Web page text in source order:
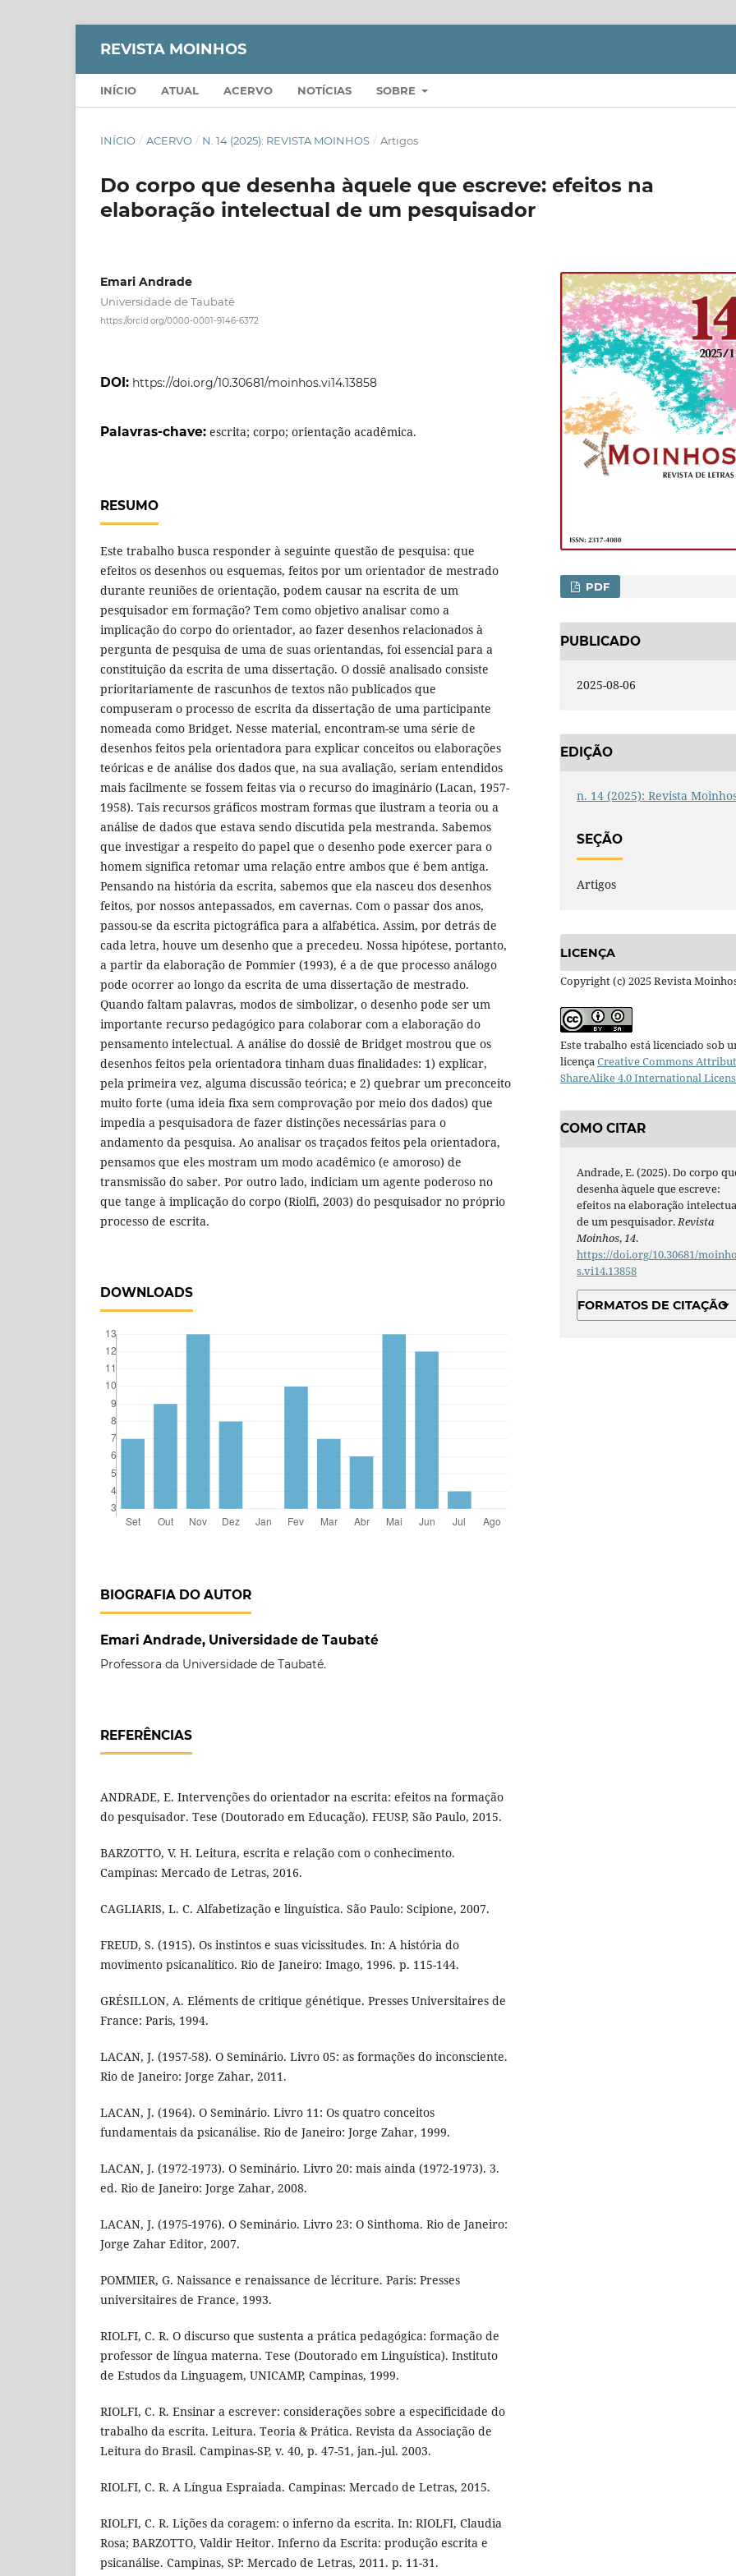
REVISTA MOINHOS
INÍCIO ATUAL ACERVO NOTÍCIAS SOBRE
INÍCIO / ACERVO / N. 14 (2025): REVISTA MOINHOS / Artigos
Do corpo que desenha àquele que escreve: efeitos na
elaboração intelectual de um pesquisador
Emari Andrade
Universidade de Taubaté
https://orcid.org/0000-0001-9146-6372
DOI: https://doi.org/10.30681/moinhos.vi14.13858
Palavras-chave: escrita; corpo; orientação acadêmica.
RESUMO
Este trabalho busca responder à seguinte questão de pesquisa: que
efeitos os desenhos ou esquemas, feitos por um orientador de mestrado
durante reuniões de orientação, podem causar na escrita de um
pesquisador em formação? Tem como objetivo analisar como a
implicação do corpo do orientador, ao fazer desenhos relacionados à
pergunta de pesquisa de uma de suas orientandas, foi essencial para a
constituição da escrita de uma dissertação. O dossiê analisado consiste
prioritariamente de rascunhos de textos não publicados que
compuseram o processo de escrita da dissertação de uma participante
nomeada como Bridget. Nesse material, encontram-se uma série de
desenhos feitos pela orientadora para explicar conceitos ou elaborações
teóricas e de análise dos dados que, na sua avaliação, seriam entendidos
mais facilmente se fossem feitas via o recurso do imaginário (Lacan, 1957-
1958). Tais recursos gráficos mostram formas que ilustram a teoria ou a
análise de dados que estava sendo discutida pela mestranda. Sabemos
que investigar a respeito do papel que o desenho pode exercer para o
homem significa retomar uma relação entre ambos que é bem antiga.
Pensando na história da escrita, sabemos que ela nasceu dos desenhos
feitos, por nossos antepassados, em cavernas. Com o passar dos anos,
passou-se da escrita pictográfica para a alfabética. Assim, por detrás de
cada letra, houve um desenho que a precedeu. Nossa hipótese, portanto,
a partir da elaboração de Pommier (1993), é a de que processo análogo
pode ocorrer ao longo da escrita de uma dissertação de mestrado.
Quando faltam palavras, modos de simbolizar, o desenho pode ser um
importante recurso pedagógico para colaborar com a elaboração do
pensamento intelectual. A análise do dossiê de Bridget mostrou que os
desenhos feitos pela orientadora tinham duas finalidades: 1) explicar,
pela primeira vez, alguma discussão teórica; e 2) quebrar um preconceito
muito forte (uma ideia fixa sem comprovação por meio dos dados) que
impedia a pesquisadora de fazer distinções necessárias para o
andamento da pesquisa. Ao analisar os traçados feitos pela orientadora,
pensamos que eles mostram um modo acadêmico (e amoroso) de
transmissão do saber. Por outro lado, indiciam um agente poderoso no
que tange à implicação do corpo (Riolfi, 2003) do pesquisador no próprio
processo de escrita.
DOWNLOADS
BIOGRAFIA DO AUTOR
Emari Andrade, Universidade de Taubaté
Professora da Universidade de Taubaté.
REFERÊNCIAS
ANDRADE, E. Intervenções do orientador na escrita: efeitos na formação
do pesquisador. Tese (Doutorado em Educação). FEUSP, São Paulo, 2015.
BARZOTTO, V. H. Leitura, escrita e relação com o conhecimento.
Campinas: Mercado de Letras, 2016.
CAGLIARIS, L. C. Alfabetização e linguística. São Paulo: Scipione, 2007.
FREUD, S. (1915). Os instintos e suas vicissitudes. In: A história do
movimento psicanalítico. Rio de Janeiro: Imago, 1996. p. 115-144.
GRÉSILLON, A. Eléments de critique génétique. Presses Universitaires de
France: Paris, 1994.
LACAN, J. (1957-58). O Seminário. Livro 05: as formações do inconsciente.
Rio de Janeiro: Jorge Zahar, 2011.
LACAN, J. (1964). O Seminário. Livro 11: Os quatro conceitos
fundamentais da psicanálise. Rio de Janeiro: Jorge Zahar, 1999.
LACAN, J. (1972-1973). O Seminário. Livro 20: mais ainda (1972-1973). 3.
ed. Rio de Janeiro: Jorge Zahar, 2008.
LACAN, J. (1975-1976). O Seminário. Livro 23: O Sinthoma. Rio de Janeiro:
Jorge Zahar Editor, 2007.
POMMIER, G. Naissance e renaissance de lécriture. Paris: Presses
universitaires de France, 1993.
RIOLFI, C. R. O discurso que sustenta a prática pedagógica: formação de
professor de língua materna. Tese (Doutorado em Linguística). Instituto
de Estudos da Linguagem, UNICAMP, Campinas, 1999.
RIOLFI, C. R. Ensinar a escrever: considerações sobre a especificidade do
trabalho da escrita. Leitura. Teoria & Prática. Revista da Associação de
Leitura do Brasil. Campinas-SP, v. 40, p. 47-51, jan.-jul. 2003.
RIOLFI, C. R. A Língua Espraiada. Campinas: Mercado de Letras, 2015.
RIOLFI, C. R. Lições da coragem: o inferno da escrita. In: RIOLFI, Claudia
Rosa; BARZOTTO, Valdir Heitor. Inferno da Escrita: produção escrita e
psicanálise. Campinas, SP: Mercado de Letras, 2011. p. 11-31.
PDF
PUBLICADO
2025-08-06
EDIÇÃO
n. 14 (2025): Revista
SEÇÃO
Artigos
LICENÇA
Copyright (c) 2025 Revista
Este trabalho está licenciado sob
licençaCreative Commons
ShareAlike 4.0 International
COMO CITAR
Andrade, E. (2025). Do corpo
desenha àquele que escreve:
efeitos na elaboração
de um pesquisador.Revista
Moinhos,14.
https://doi.org/10.30681/moinho
s.vi14.13858
FORMATOS DE CITAÇÃO